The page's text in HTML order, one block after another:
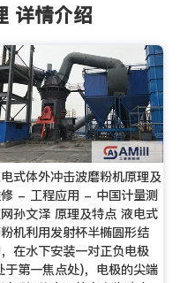
详情介绍
式体外冲击波磨粉机原理及
- 工程应用 - 中国计量测
孙文泽 原理及特点 液电式
机利用发射杯半椭圆形结
在水下安装一对正负电极
于第一焦点处)，电极的尖端